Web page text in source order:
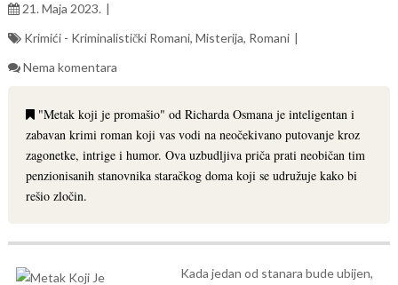
21. Maja 2023.
Krimići - Kriminalistički Romani, Misterija, Romani
Nema komentara
"Metak koji je promašio" od Richarda Osmana je inteligentan i
zabavan krimi roman koji vas vodi na neočekivano putovanje kroz
zagonetke, intrige i humor. Ova uzbudljiva priča prati neobičan tim
penzionisanih stanovnika staračkog doma koji se udružuje kako bi
rešio zločin.
Kada jedan od stanara bude ubijen,